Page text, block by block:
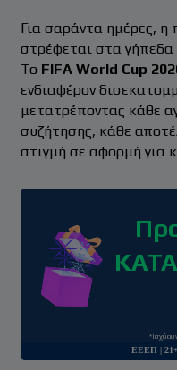
Για σαράντα ημέρες,
στρέφεται στα
Το FIFA World Cup
ενδιαφέρον
μετατρέποντας κάθε
συζήτησης, κάθε
στιγμή σε αφορμή για
ΕΕΕΠ |